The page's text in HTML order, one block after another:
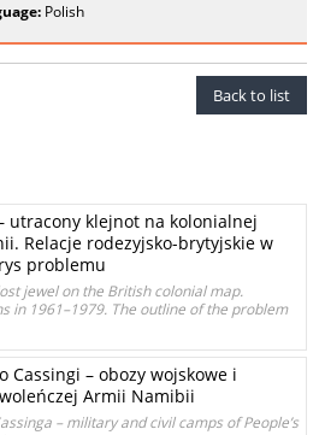
Polish
Back to list
utracony klejnot na kolonialnej
Relacje rodezyjsko-brytyjskie w
problemu
jewel on the British colonial map.
in 1961–1979. The outline of the problem
Cassingi – obozy wojskowe i
Armii Namibii
– military and civil camps of People’s